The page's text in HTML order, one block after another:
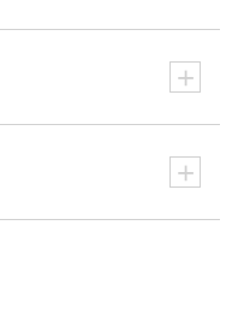
+
+